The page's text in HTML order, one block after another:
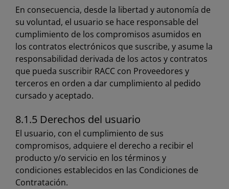
En consecuencia, desde la libertad y autonomía de
su voluntad, el usuario se hace responsable del
cumplimiento de los compromisos asumidos en
los contratos electrónicos que suscribe, y asume la
responsabilidad derivada de los actos y contratos
que pueda suscribir RACC con Proveedores y
terceros en orden a dar cumplimiento al pedido
cursado y aceptado.
8.1.5 Derechos del usuario
El usuario, con el cumplimiento de sus
compromisos, adquiere el derecho a recibir el
producto y/o servicio en los términos y
condiciones establecidos en las Condiciones de
Contratación.